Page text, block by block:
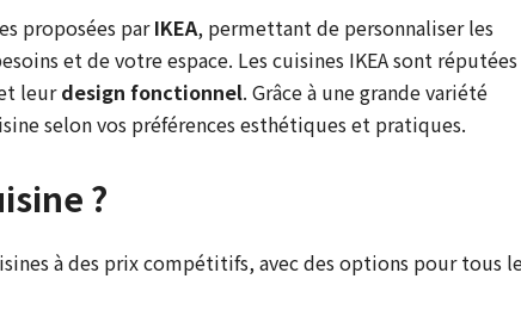
proposées parIKEA, permettant de personnaliser les
et de votre espace. Les cuisines IKEA sont réputées
leurdesign fonctionnel. Grâce à une grande variété
selon vos préférences esthétiques et pratiques.
?
à des prix compétitifs, avec des options pour tous